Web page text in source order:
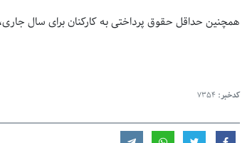
همچنین حداقل حقوق پرداختی به کارکنان برای سال جاری، ۳ میلیون و ۸۰۰ هزار تومان پیش بینی شده بود.
کدخبر: 7354